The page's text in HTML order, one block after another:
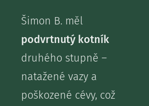
Šimon B. měl
podvrtnutý kotník
druhého stupně –
natažené vazy a
poškozené cévy, což